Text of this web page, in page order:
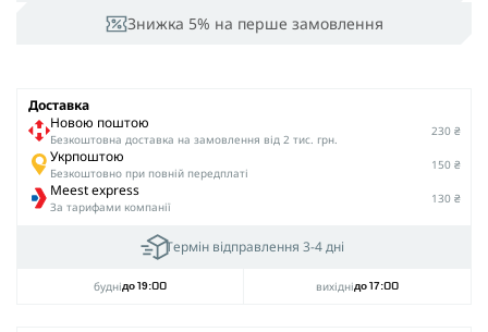
Знижка 5% на перше замовлення
Доставка
Новою поштою
Безкоштовна доставка на замовлення від 2 тис. грн.
230 ₴
Укрпоштою
Безкоштовно при повній передплаті
150 ₴
Meest express
За тарифами компанії
130 ₴
Термін відправлення 3-4 дні
буднідо 19:00 вихіднідо 17:00